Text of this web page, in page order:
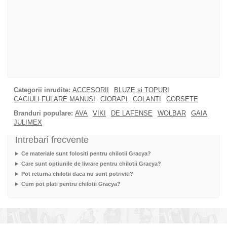
Categorii inrudite: ACCESORII
BLUZE si TOPURI
CACIULI FULARE MANUSI
CIORAPI COLANTI
CORSETE
Branduri populare: AVA VIKI DE LAFENSE WOLBAR
GAIA
JULIMEX
Intrebari frecvente
Ce materiale sunt folositi pentru chilotii Gracya?
Care sunt optiunile de livrare pentru chilotii Gracya?
Pot returna chilotii daca nu sunt potriviti?
Cum pot plati pentru chilotii Gracya?